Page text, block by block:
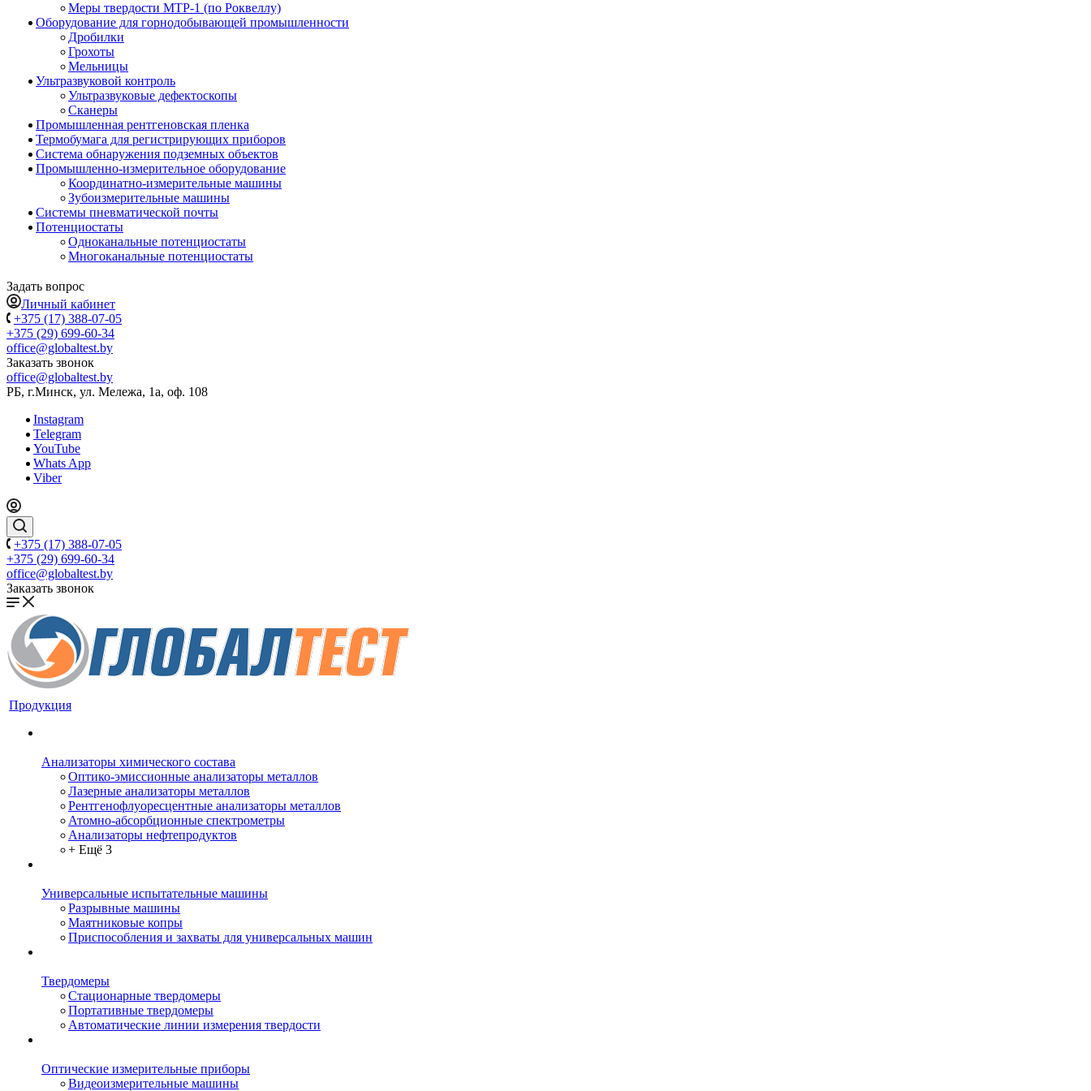
Меры твердости МТР-1 (по Роквеллу)
Оборудование для горнодобывающей промышленности
Дробилки
Грохоты
Мельницы
Ультразвуковой контроль
Ультразвуковые дефектоскопы
Сканеры
Промышленная рентгеновская пленка
Термобумага для регистрирующих приборов
Система обнаружения подземных объектов
Промышленно-измерительное оборудование
Координатно-измерительные машины
Зубоизмерительные машины
Системы пневматической почты
Потенциостаты
Одноканальные потенциостаты
Многоканальные потенциостаты
Задать вопрос
Личный кабинет
+375 (17) 388-07-05
+375 (29) 699-60-34
office@globaltest.by
Заказать звонок
office@globaltest.by
РБ, г.Минск, ул. Мележа, 1а, оф. 108
Instagram
Telegram
YouTube
Whats App
Viber
+375 (17) 388-07-05
+375 (29) 699-60-34
office@globaltest.by
Заказать звонок
Продукция
Анализаторы химического состава
Оптико-эмиссионные анализаторы металлов
Лазерные анализаторы металлов
Рентгенофлуоресцентные анализаторы металлов
Атомно-абсорбционные спектрометры
Анализаторы нефтепродуктов
+ Ещё 3
Универсальные испытательные машины
Разрывные машины
Маятниковые копры
Приспособления и захваты для универсальных машин
Твердомеры
Стационарные твердомеры
Портативные твердомеры
Автоматические линии измерения твердости
Оптические измерительные приборы
Видеоизмерительные машины